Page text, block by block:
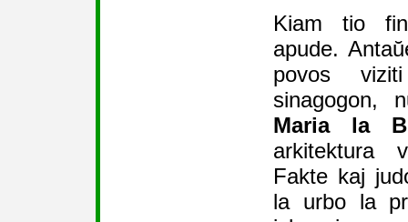
Kiam tio
apude.
povos
sinagogon,
Maria la
arkitektura
Fakte kaj
la urbo la